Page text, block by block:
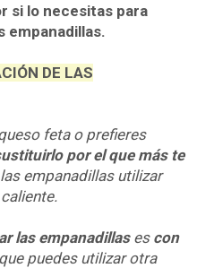
si lo necesitas para
empanadillas.
DE LAS
feta o prefieres
por el que más te
empanadillas utilizar
las empanadillasescon
puedes utilizar otra